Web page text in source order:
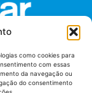
como cookies para
com essas
da navegação ou
do consentimento
Externo -